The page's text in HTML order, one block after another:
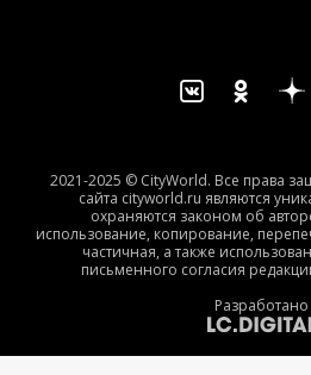
2021-2025 © CityWorld. Все права
сайта cityworld.ru являются
охраняются законом об
использование, копирование,
частичная, а также
письменного согласия
Разработано